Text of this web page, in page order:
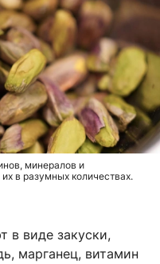
минералов и
в разумных количествах.
в виде закуски,
марганец, витамин